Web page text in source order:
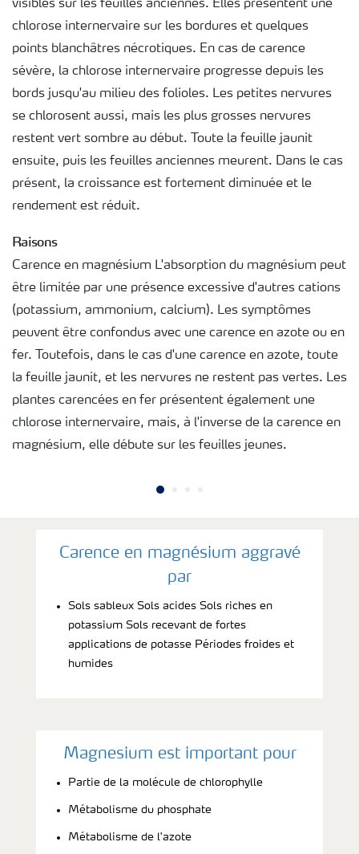
visibles sur les feuilles anciennes. Elles présentent une
chlorose internervaire sur les bordures et quelques
points blanchâtres nécrotiques. En cas de carence
sévère, la chlorose internervaire progresse depuis les
bords jusqu'au milieu des folioles. Les petites nervures
se chlorosent aussi, mais les plus grosses nervures
restent vert sombre au début. Toute la feuille jaunit
ensuite, puis les feuilles anciennes meurent. Dans le cas
présent, la croissance est fortement diminuée et le
rendement est réduit.
Raisons
Carence en magnésium L'absorption du magnésium peut
être limitée par une présence excessive d'autres cations
(potassium, ammonium, calcium). Les symptômes
peuvent être confondus avec une carence en azote ou en
fer. Toutefois, dans le cas d'une carence en azote, toute
la feuille jaunit, et les nervures ne restent pas vertes. Les
plantes carencées en fer présentent également une
chlorose internervaire, mais, à l'inverse de la carence en
magnésium, elle débute sur les feuilles jeunes.
Carence en magnésium aggravé
par
Sols sableux Sols acides Sols riches en
potassium Sols recevant de fortes
applications de potasse Périodes froides et
humides
Magnesium est important pour
Partie de la molécule de chlorophylle
Métabolisme du phosphate
Métabolisme de l'azote